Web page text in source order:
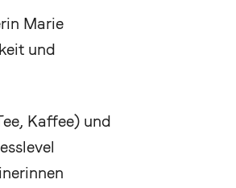
Marie
und
Kaffee) und